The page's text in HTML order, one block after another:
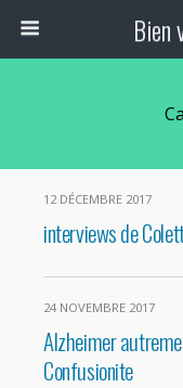
Bien
12 DÉCEMBRE 2017
interviews de
24 NOVEMBRE 2017
Alzheimer
Confusionite